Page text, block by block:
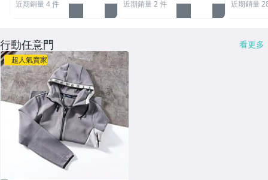
近期銷量 4 件 近期銷量 2 件 近期銷量
行動任意門 看更多
超人氣賣家